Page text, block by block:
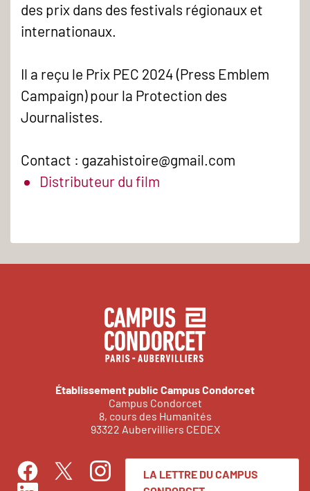
des prix dans des festivals régionaux et
internationaux.
Il a reçu le Prix PEC 2024 (Press Emblem
Campaign) pour la Protection des
Journalistes.
Contact : gazahistoire@gmail.com
Distributeur du film
Établissement public Campus Condorcet
Campus Condorcet
8, cours des Humanités
93322 Aubervilliers CEDEX
FacebookTwitterInstagramLA LETTRE DU CAMPUS